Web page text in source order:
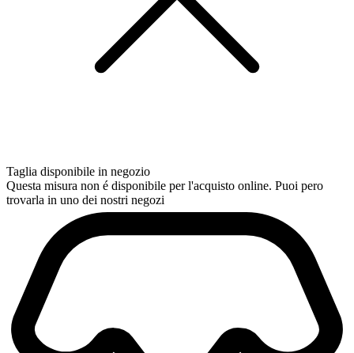
Taglia disponibile in negozio
Questa misura non é disponibile per l'acquisto online. Puoi pero
trovarla in uno dei nostri negozi